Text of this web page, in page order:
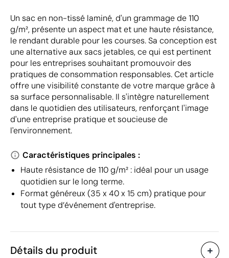
Un sac en non-tissé laminé, d'un grammage de 110
g/m², présente un aspect mat et une haute résistance,
le rendant durable pour les courses. Sa conception est
une alternative aux sacs jetables, ce qui est pertinent
pour les entreprises souhaitant promouvoir des
pratiques de consommation responsables. Cet article
offre une visibilité constante de votre marque grâce à
sa surface personnalisable. Il s'intègre naturellement
dans le quotidien des utilisateurs, renforçant l'image
d'une entreprise pratique et soucieuse de
l'environnement.
Caractéristiques principales :
Haute résistance de 110 g/m² : idéal pour un usage
quotidien sur le long terme.
Format généreux (35 x 40 x 15 cm) pratique pour
tout type d’événement d'entreprise.
Détails du produit